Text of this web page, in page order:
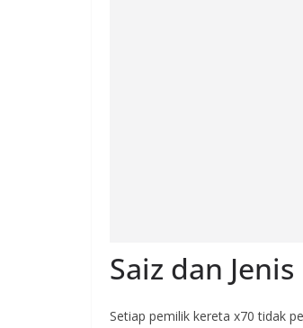
Saiz dan
Setiap pemilik kereta x70 tidak